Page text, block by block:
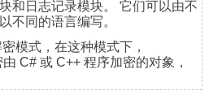
和日志记录模块。 它们可以由不
不同的语言编写。
模式，在这种模式下，
C# 或 C++ 程序加密的对象，